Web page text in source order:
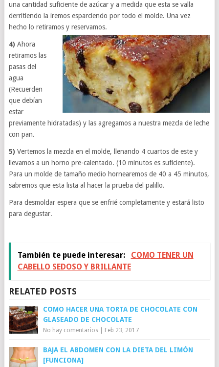
una cantidad suficiente de azúcar y a medida que esta se valla
derritiendo la iremos esparciendo por todo el molde. Una vez
hecho lo retiramos y reservamos.
4) Ahora
retiramos las
pasas del
agua
(Recuerden
que debían
estar
previamente hidratadas) y las agregamos a nuestra mezcla de leche
con pan.
5) Vertemos la mezcla en el molde, llenando 4 cuartos de este y
llevamos a un horno pre-calentado. (10 minutos es suficiente).
Para un molde de tamaño medio hornearemos de 40 a 45 minutos,
sabremos que esta lista al hacer la prueba del palillo.
Para desmoldar espera que se enfrié completamente y estará listo
para degustar.
También te puede interesar:
COMO TENER UN
CABELLO SEDOSO Y BRILLANTE
RELATED POSTS
COMO HACER UNA TORTA DE CHOCOLATE CON
GLASEADO DE CHOCOLATE
No hay comentarios| Feb 23, 2017
BAJA EL ABDOMEN CON LA DIETA DEL LIMÓN
[FUNCIONA]